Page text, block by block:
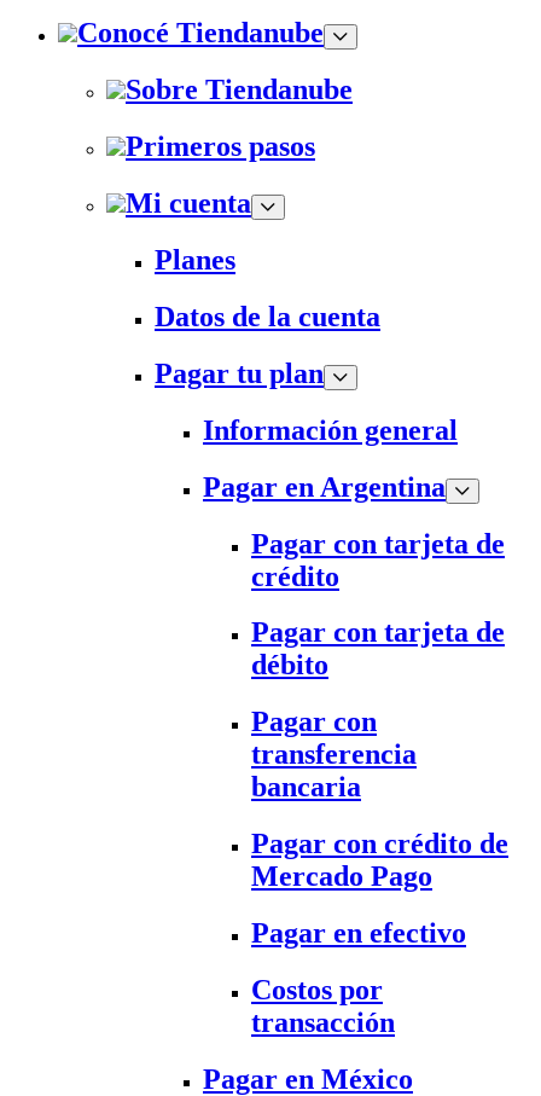
Conocé Tiendanube
Sobre Tiendanube
Primeros pasos
Mi cuenta
Planes
Datos de la cuenta
Pagar tu plan
Información general
Pagar en Argentina
Pagar con tarjeta de
crédito
Pagar con tarjeta de
débito
Pagar con
transferencia
bancaria
Pagar con crédito de
Mercado Pago
Pagar en efectivo
Costos por
transacción
Pagar en México